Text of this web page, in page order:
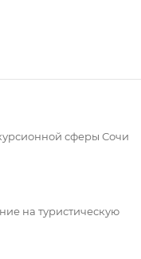
сферы Сочи
на туристическую